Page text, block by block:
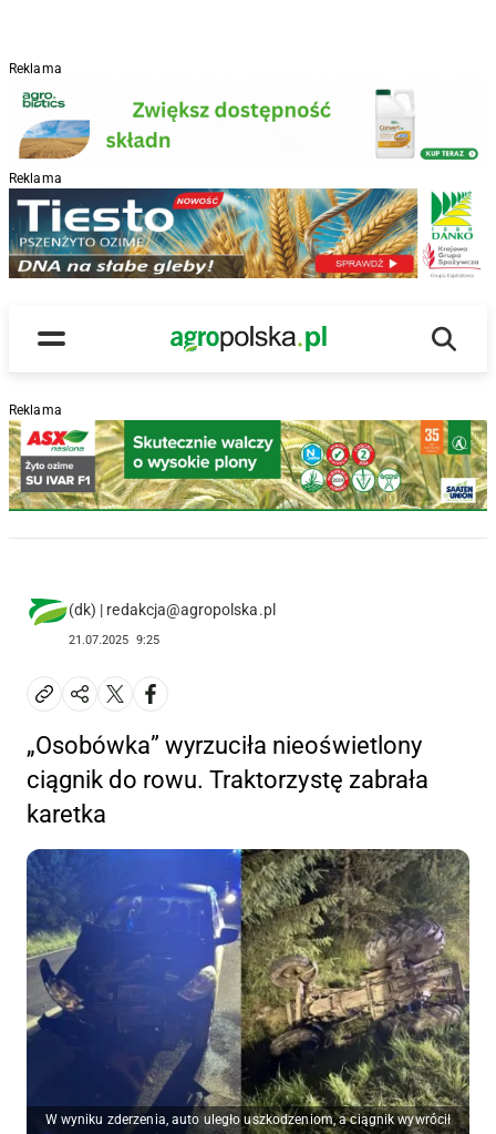
Reklama
Reklama
Menu
Main Logo
Reklama
(dk) | redakcja@agropolska.pl
21.07.2025 9:25
„Osobówka” wyrzuciła nieoświetlony
ciągnik do rowu. Traktorzystę zabrała
karetka
W wyniku zderzenia, auto uległo uszkodzeniom, a ciągnik wywrócił